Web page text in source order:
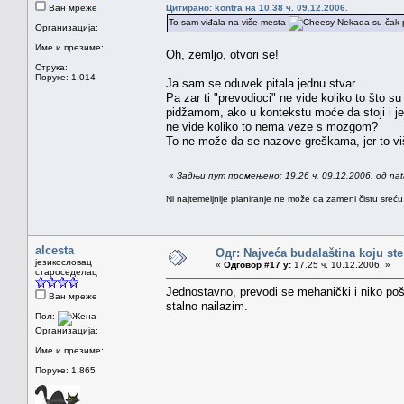
Ван мреже
Организација:
Име и презиме:
Струка:
Поруке: 1.014
Цитирано: kontra на 10.38 ч. 09.12.2006.
To sam viđala na više mesta
Nekada su čak
Oh, zemljo, otvori se!
Ja sam se oduvek pitala jednu stvar.
Pa zar ti "prevodioci" ne vide koliko to što
pidžamom, ako u kontekstu moće da stoji i
ne vide koliko to nema veze s mozgom?
To ne može da se nazove greškama, jer to
« Задњи пут промењено: 19.26 ч. 09.12.2006. од
Ni najtemeljnije planiranje ne može da zameni čistu
alcesta
језикословац
староседелац
Ван мреже
Пол:
Организација:
Име и презиме:
Поруке: 1.865
Одг: Najveća budalaština koju
« Одговор #17 у: 17.25 ч. 10.12.2006. »
Jednostavno, prevodi se mehanički i niko
stalno nailazim.